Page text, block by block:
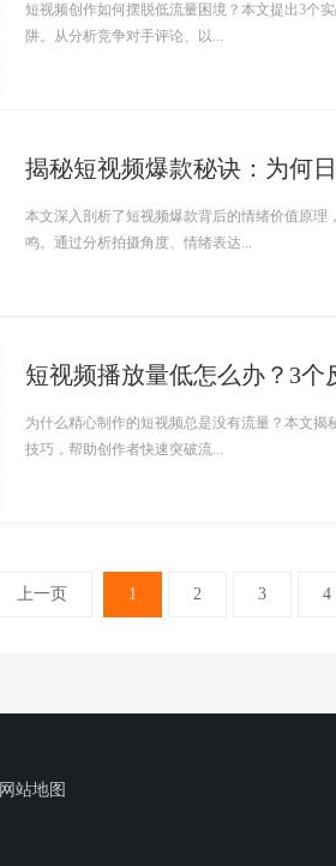
短视频创作如何摆脱低流量困境？本文提出3个
阱。从分析竞争对手评论、以...
揭秘短视频爆款秘诀：为何
本文深入剖析了短视频爆款背后的情绪价值原
鸣。通过分析拍摄角度、情绪表达...
短视频播放量低怎么办？3
为什么精心制作的短视频总是没有流量？本文
技巧，帮助创作者快速突破流...
上一页 1 2 3 4
网站地图